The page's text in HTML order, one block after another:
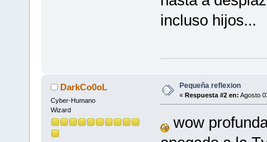
incluso hijos...
DarkCo0oL
Cyber-Humano
Wizard
Pequeña reflexion
« Respuesta #2 en: Agosto
wow